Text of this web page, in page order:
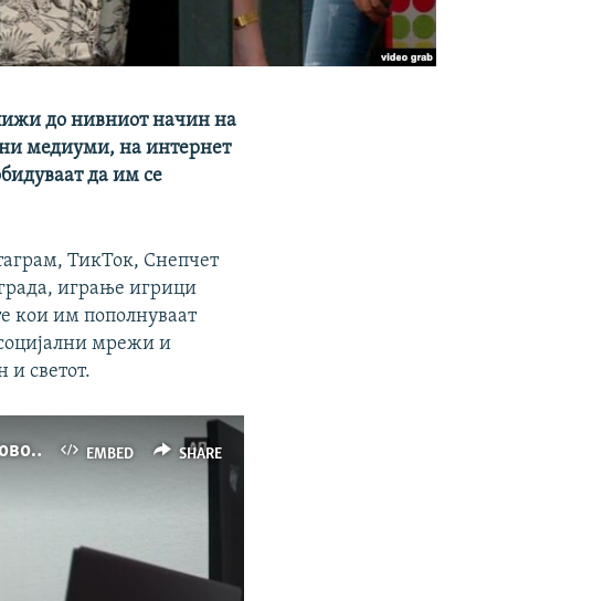
до нивниот начин на
медиуми, на интернет
да им се
ТикТок, Снепчет
играње игрици
кои им пополнуваат
мрежи и
и светот.
EMBED SHARE
Социјалните медиуми - предност или опасност за повозрасните?